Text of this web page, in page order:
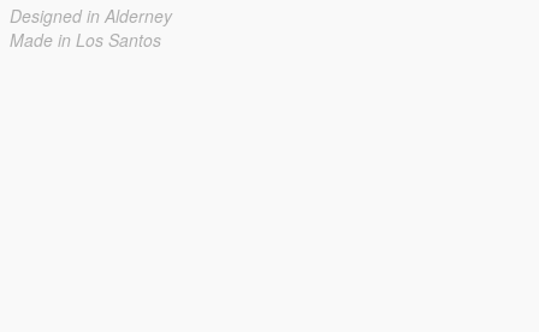
Designed in Alderney
Made in Los Santos